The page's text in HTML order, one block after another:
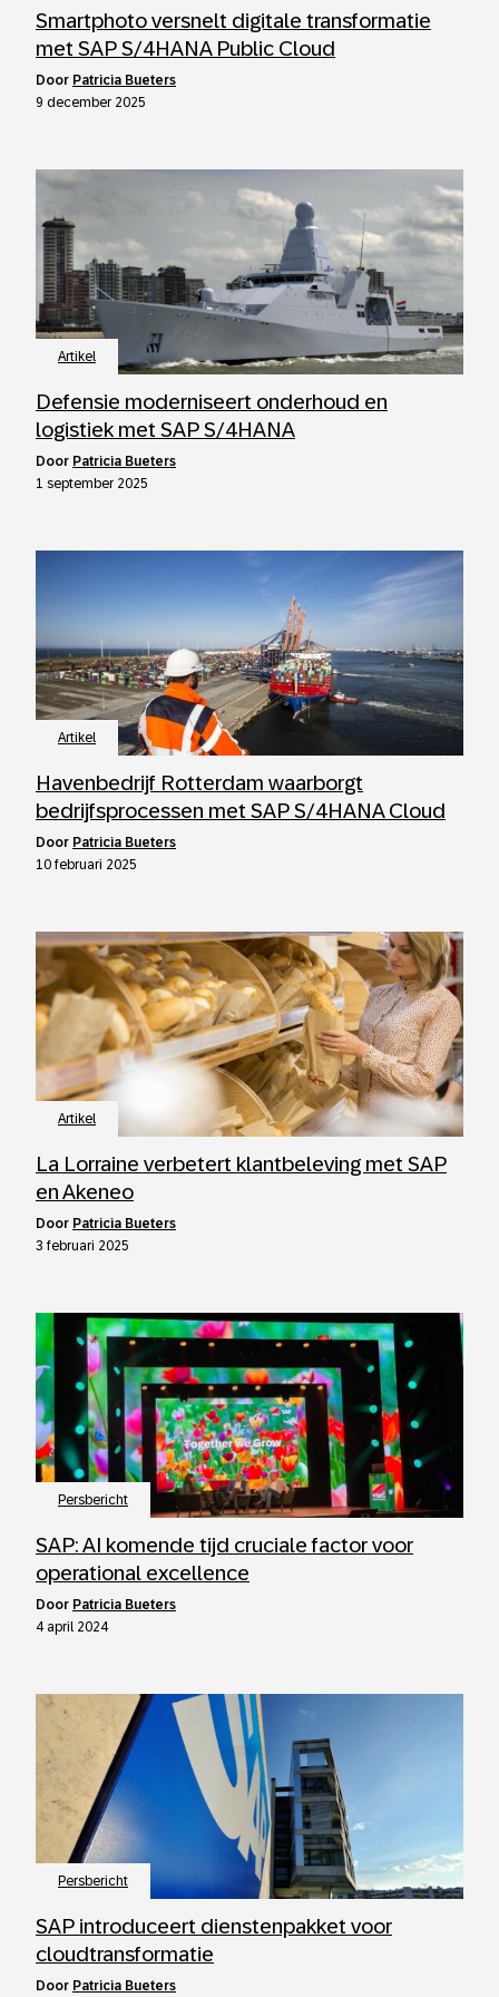
Smartphoto versnelt digitale transformatie
met SAP S/4HANA Public Cloud
door Patricia Bueters
9 december 2025
Artikel
Defensie moderniseert onderhoud en
logistiek met SAP S/4HANA
door Patricia Bueters
1 september 2025
Artikel
Havenbedrijf Rotterdam waarborgt
bedrijfsprocessen met SAP S/4HANA Cloud
door Patricia Bueters
10 februari 2025
Artikel
La Lorraine verbetert klantbeleving met SAP
en Akeneo
door Patricia Bueters
3 februari 2025
Persbericht
SAP: AI komende tijd cruciale factor voor
operational excellence
door Patricia Bueters
4 april 2024
Persbericht
SAP introduceert dienstenpakket voor
cloudtransformatie
door Patricia Bueters